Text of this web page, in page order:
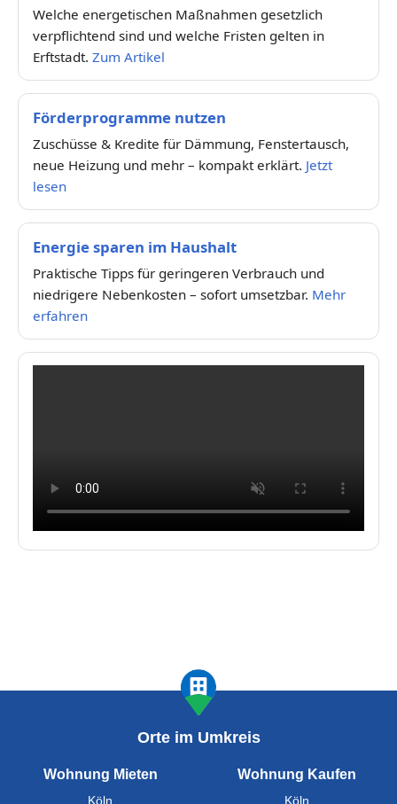
Welche energetischen Maßnahmen gesetzlich
verpflichtend sind und welche Fristen gelten in
Erftstadt. Zum Artikel
Förderprogramme nutzen
Zuschüsse & Kredite für Dämmung, Fenstertausch,
neue Heizung und mehr – kompakt erklärt. Jetzt
lesen
Energie sparen im Haushalt
Praktische Tipps für geringeren Verbrauch und
niedrigere Nebenkosten – sofort umsetzbar. Mehr
erfahren
Orte im Umkreis
Wohnung Mieten
Köln
Wohnung Kaufen
Köln